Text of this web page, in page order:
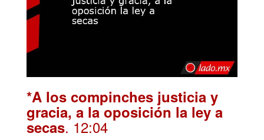
*A los compinches justicia y
gracia, a la oposición la ley a
secas. 12:04